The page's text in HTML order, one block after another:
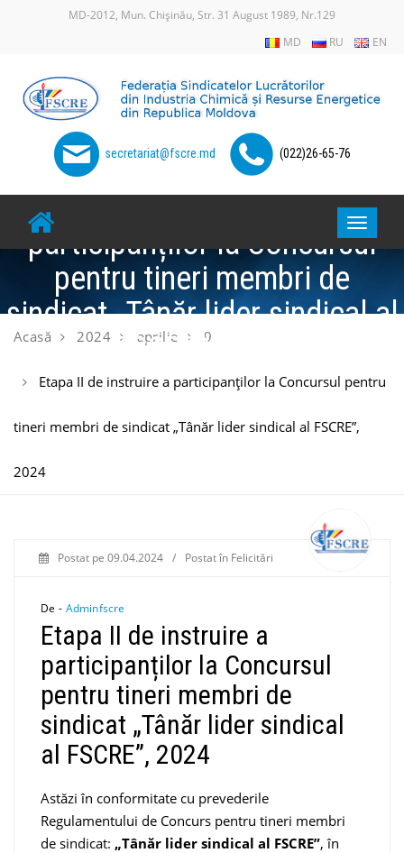
MD-2012, Mun. Chișinău, Str. 31 August 1989, Nr.129
MD
RU EN
secretariat@fscre.md (022)26-65-76
Toggle
participanților la Concursul
pentru tineri membri de
sindicat „Tânăr lider sindical al
FSCRE”, 2024
Acasă 2024 aprilie 9
Etapa II de instruire a participanților la Concursul pentru
tineri membri de sindicat „Tânăr lider sindical al FSCRE”,
2024
Postat pe 09.04.2024 / Postat în Felicitări
De - Adminfscre
Etapa II de instruire a
participanților la Concursul
pentru tineri membri de
sindicat „Tânăr lider sindical
al FSCRE”, 2024
Astăzi în conformitate cu prevederile
Regulamentului de Concurs pentru tineri membri
de sindicat: „Tânăr lider sindical al FSCRE”, în